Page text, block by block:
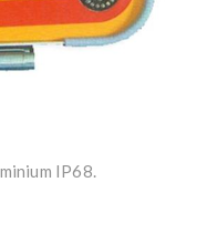
IP68.